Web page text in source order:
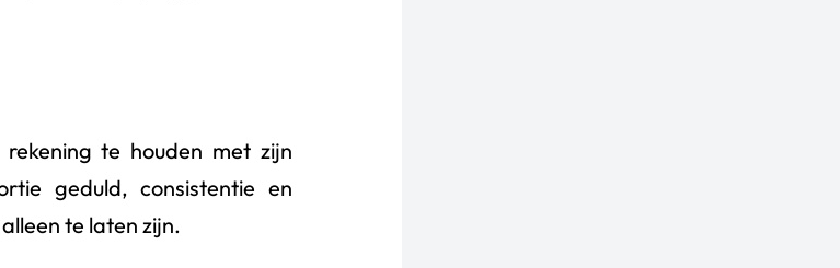
te houden met zijn
geduld, consistentie en
te laten zijn.